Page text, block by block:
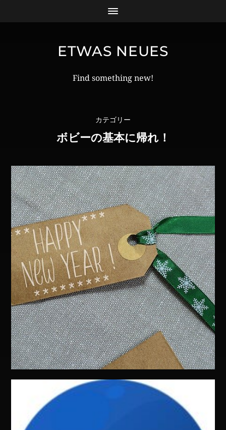
ETWAS NEUES
Find something new!
カテゴリー
ボビーの基本に帰れ！